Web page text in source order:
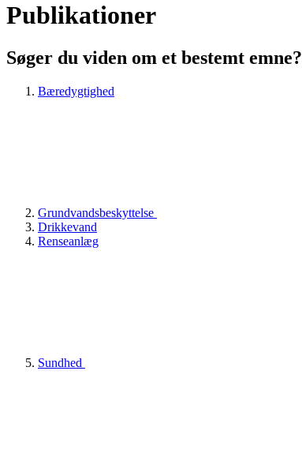
Publikationer
Søger du viden om et bestemt emne?
Bæredygtighed
Grundvandsbeskyttelse
Drikkevand
Renseanlæg
Sundhed